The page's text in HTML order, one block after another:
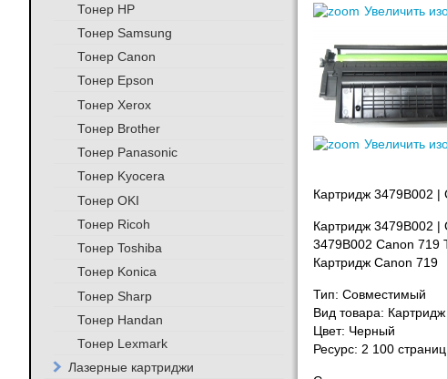
Увеличить
Увеличить
Картридж 3479B002 |
Картридж 3479B002
3479B002 Canon 719
Картридж Canon 719
Тип: Совместимый
Вид товара:
Цвет: Черный
Ресурс: 2 100
Тонер HP
Тонер Samsung
Тонер Canon
Тонер Epson
Тонер Xerox
Тонер Brother
Тонер Panasonic
Тонер Kyocera
Тонер OKI
Тонер Ricoh
Тонер Toshiba
Тонер Konica
Тонер Sharp
Тонер Handan
Тонер Lexmark
Лазерные картриджи